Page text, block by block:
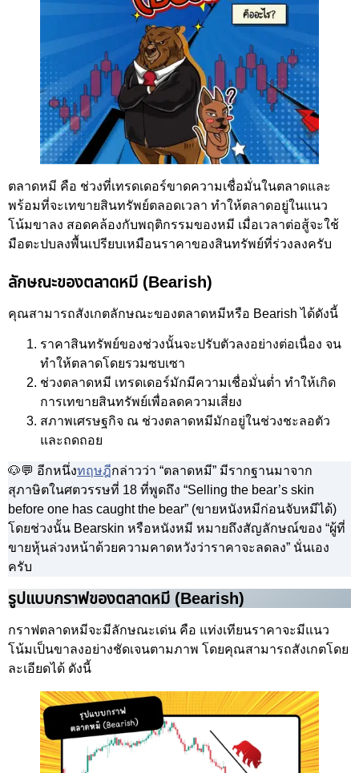
ตลาดหมี คือ ช่วงที่เทรดเดอร์ขาดความเชื่อมั่นในตลาดและ
พร้อมที่จะเทขายสินทรัพย์ตลอดเวลา ทำให้ตลาดอยู่ในแนว
โน้มขาลง สอดคล้องกับพฤติกรรมของหมี เมื่อเวลาต่อสู้จะใช้
มือตะปบลงพื้นเปรียบเหมือนราคาของสินทรัพย์ที่ร่วงลงครับ
ลักษณะของตลาดหมี (Bearish)
คุณสามารถสังเกตลักษณะของตลาดหมีหรือ Bearish ได้ดังนี้
ราคาสินทรัพย์ของช่วงนั้นจะปรับตัวลงอย่างต่อเนื่อง จน
ทำให้ตลาดโดยรวมซบเซา
ช่วงตลาดหมี เทรดเดอร์มักมีความเชื่อมั่นต่ำ ทำให้เกิด
การเทขายสินทรัพย์เพื่อลดความเสี่ยง
สภาพเศรษฐกิจ ณ ช่วงตลาดหมีมักอยู่ในช่วงชะลอตัว
และถดถอย
🐶💬 อีกหนึ่งทฤษฎีกล่าวว่า “ตลาดหมี” มีรากฐานมาจาก
สุภาษิตในศตวรรษที่ 18 ที่พูดถึง “Selling the bear’s skin
before one has caught the bear” (ขายหนังหมีก่อนจับหมีได้)
โดยช่วงนั้น Bearskin หรือหนังหมี หมายถึงสัญลักษณ์ของ “ผู้ที่
ขายหุ้นล่วงหน้าด้วยความคาดหวังว่าราคาจะลดลง” นั่นเอง
ครับ
รูปแบบกราฟของตลาดหมี (Bearish)
กราฟตลาดหมีจะมีลักษณะเด่น คือ แท่งเทียนราคาจะมีแนว
โน้มเป็นขาลงอย่างชัดเจนตามภาพ โดยคุณสามารถสังเกตโดย
ละเอียดได้ ดังนี้